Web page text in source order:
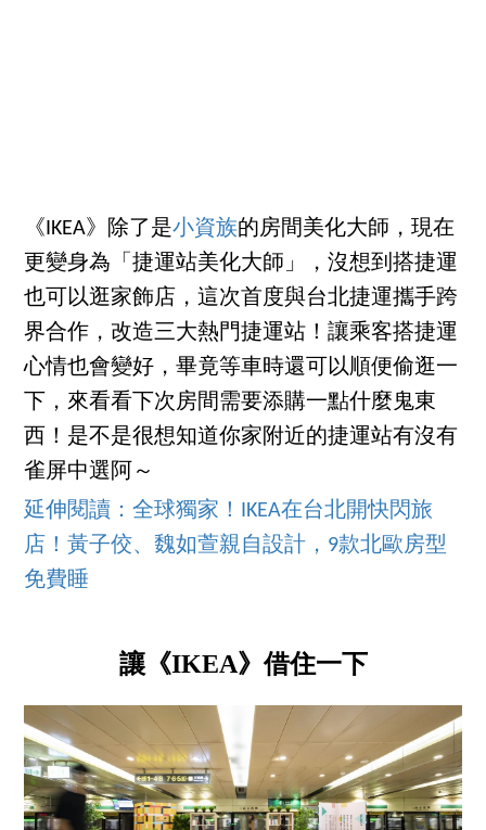
《IKEA》除了是小資族的房間美化大師，現在
更變身為「捷運站美化大師」，沒想到搭捷運
也可以逛家飾店，這次首度與台北捷運攜手跨
界合作，改造三大熱門捷運站！讓乘客搭捷運
心情也會變好，畢竟等車時還可以順便偷逛一
下，來看看下次房間需要添購一點什麼鬼東
西！是不是很想知道你家附近的捷運站有沒有
雀屏中選阿～
延伸閱讀：全球獨家！IKEA在台北開快閃旅
店！黃子佼、魏如萱親自設計，9款北歐房型
免費睡
讓《IKEA》借住一下